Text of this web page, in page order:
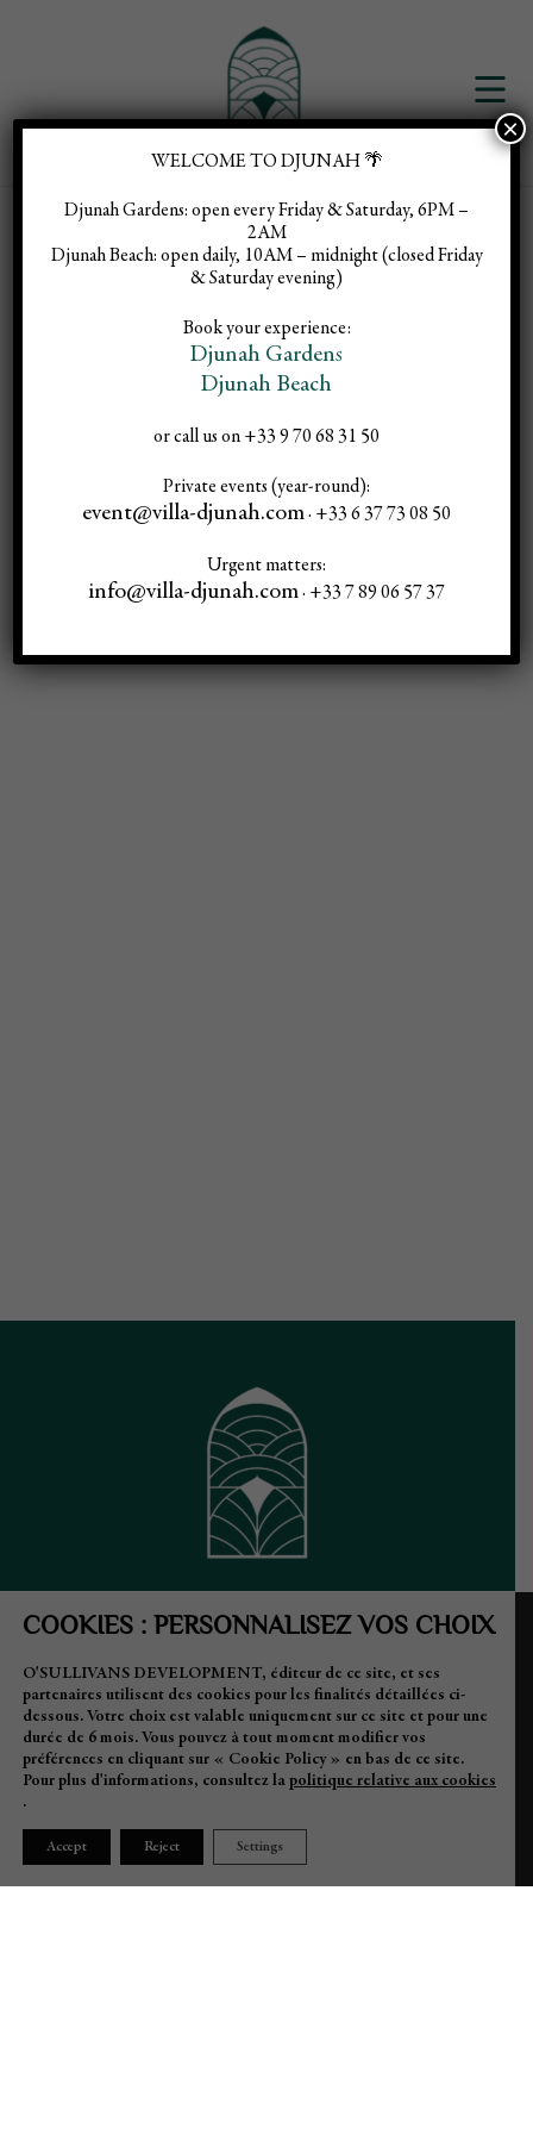
ADRESSE
1 Boulevard Charles Guillaumont, 06160 Antibes Juan-les-Pins
CONTACT
+33 9 70 68 31 50
WELCOME TO DJUNAH 🌴
Djunah Gardens: open every Friday & Saturday, 6PM –
2AM
Djunah Beach: open daily, 10AM – midnight (closed Friday
& Saturday evening)
Book your experience:
Djunah Gardens
Djunah Beach
or call us on +33 9 70 68 31 50
Private events (year-round):
event@villa-djunah.com· +33 6 37 73 08 50
Urgent matters:
info@villa-djunah.com· +33 7 89 06 57 37
×
COOKIES : PERSONNALISEZ VOS CHOIX
O'SULLIVANS DEVELOPMENT, éditeur de ce site, et ses
partenaires utilisent des cookies pour les finalités détaillées ci-
dessous. Votre choix est valable uniquement sur ce site et pour une
durée de 6 mois. Vous pouvez à tout moment modifier vos
préférences en cliquant sur « Cookie Policy » en bas de ce site.
Pour plus d'informations, consultez la politique relative aux cookies
.
Accept Reject Settings